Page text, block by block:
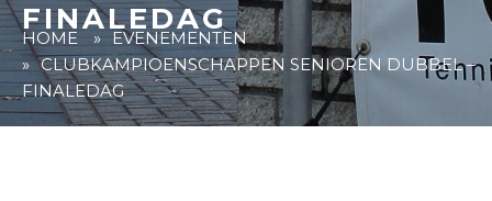
HOME » EVENEMENTEN
» CLUBKAMPIOENSCHAPPEN SENIOREN DUBBEL –
FINALEDAG
FINALEDAG